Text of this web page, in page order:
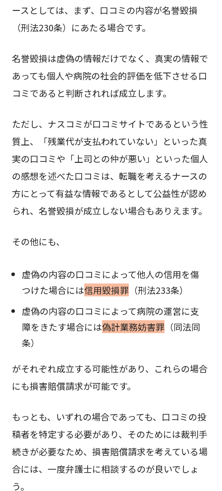
ースとしては、まず、口コミの内容が名誉毀損
（刑法230条）にあたる場合です。
名誉毀損は虚偽の情報だけでなく、真実の情報で
あっても個人や病院の社会的評価を低下させる口
コミであると判断されれば成立します。
ただし、ナスコミが口コミサイトであるという性
質上、「残業代が支払われていない」といった真
実の口コミや「上司との仲が悪い」といった個人
の感想を述べた口コミは、転職を考えるナースの
方にとって有益な情報であるとして公益性が認め
られ、名誉毀損が成立しない場合もありえます。
その他にも、
虚偽の内容の口コミによって他人の信用を傷
つけた場合には信用毀損罪（刑法233条）
虚偽の内容の口コミによって病院の運営に支
障をきたす場合には偽計業務妨害罪（同法同
条）
がそれぞれ成立する可能性があり、これらの場合
にも損害賠償請求が可能です。
もっとも、いずれの場合であっても、口コミの投
稿者を特定する必要があり、そのためには裁判手
続きが必要なため、損害賠償請求を考えている場
合には、一度弁護士に相談するのが良いでしょ
う。